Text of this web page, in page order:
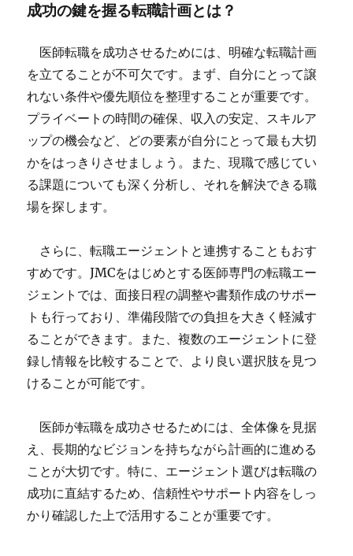
成功の鍵を握る転職計画とは？
医師転職を成功させるためには、明確な転職計画
を立てることが不可欠です。まず、自分にとって譲
れない条件や優先順位を整理することが重要です。
プライベートの時間の確保、収入の安定、スキルア
ップの機会など、どの要素が自分にとって最も大切
かをはっきりさせましょう。また、現職で感じてい
る課題についても深く分析し、それを解決できる職
場を探します。
さらに、転職エージェントと連携することもおす
すめです。JMCをはじめとする医師専門の転職エー
ジェントでは、面接日程の調整や書類作成のサポー
トも行っており、準備段階での負担を大きく軽減す
ることができます。また、複数のエージェントに登
録し情報を比較することで、より良い選択肢を見つ
けることが可能です。
医師が転職を成功させるためには、全体像を見据
え、長期的なビジョンを持ちながら計画的に進める
ことが大切です。特に、エージェント選びは転職の
成功に直結するため、信頼性やサポート内容をしっ
かり確認した上で活用することが重要です。